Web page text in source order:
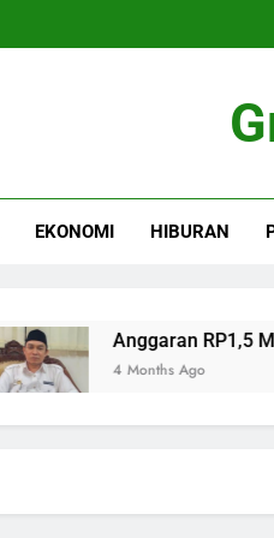
EKONOMI HIBURAN
Anggaran RP1,5 M
4 Months Ago